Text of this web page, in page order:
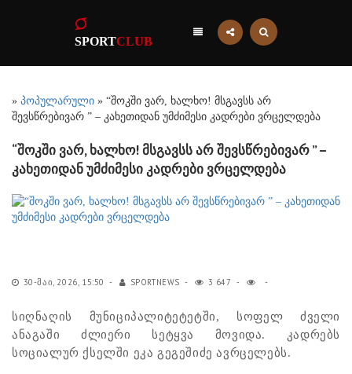
SPORTCLUB
» პოპულარული » “შოკში ვარ, ხალხო! მსგავსს არ
შევსწრებივარ ” – კახეთიდან უმძიმესი კადრები ვრცელდება
“შოკში ვარ, ხალხო! მსგავსს არ შევსწრებივარ ” –
კახეთიდან უმძიმესი კადრები ვრცელდება
30-ᲛᲐᲘ, 2026, 15:50 SPORTNEWS 3 647
სიღნაღის მუნიციპალიტეტეტში, სოფელ ძველი
ანაგაში ძლიერი სეტყვა მოვიდა. კადრებს
სოციალურ ქსელში ეკა გეგეშიძე ავრცელებს.